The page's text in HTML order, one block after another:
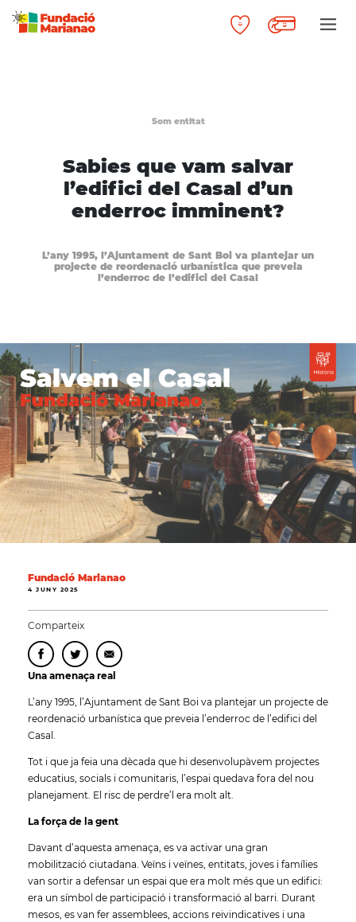
Som entitat
Sabies que vam salvar
l’edifici del Casal d’un
enderroc imminent?
L’any 1995, l’Ajuntament de Sant Boi va plantejar un
projecte de reordenació urbanística que preveia
l’enderroc de l’edifici del Casal
Fundació Marianao
4 JUNY 2025
Comparteix
Una amenaça real
L’any 1995, l’Ajuntament de Sant Boi va plantejar un projecte de
reordenació urbanística que preveia l’enderroc de l’edifici del
Casal.
Tot i que ja feia una dècada que hi desenvolupàvem projectes
educatius, socials i comunitaris, l’espai quedava fora del nou
planejament. El risc de perdre’l era molt alt.
La força de la gent
Davant d’aquesta amenaça, es va activar una gran
mobilització ciutadana. Veïns i veïnes, entitats, joves i famílies
van sortir a defensar un espai que era molt més que un edifici:
era un símbol de participació i transformació al barri. Durant
mesos, es van fer assemblees, accions reivindicatives i una